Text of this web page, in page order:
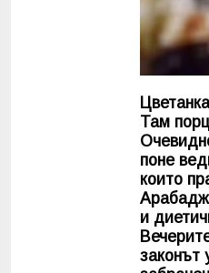
Там
поне
които
и
законът